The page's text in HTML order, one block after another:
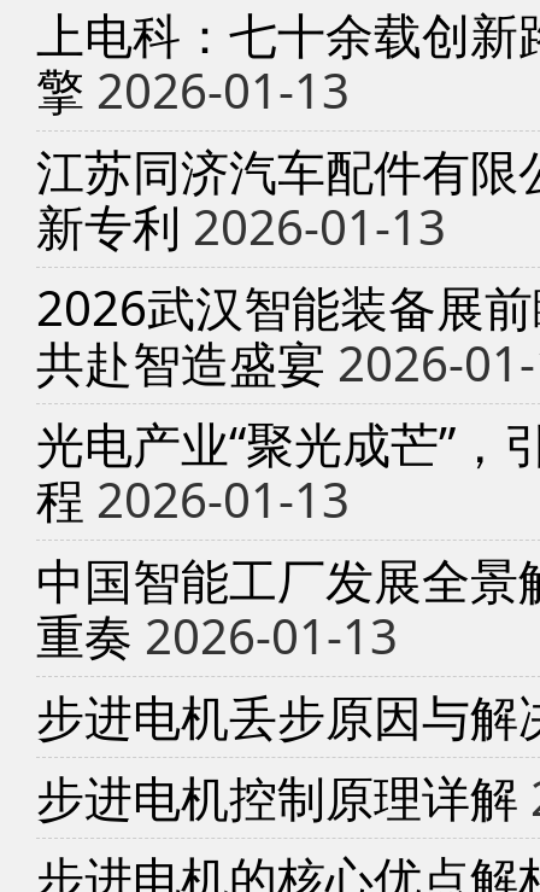
上电科：七十余载创
擎 2026-01-13
江苏同济汽车配件有
新专利 2026-01-13
2026武汉智能装备展
共赴智造盛宴 2026-
光电产业“聚光成芒”，
程 2026-01-13
中国智能工厂发展全
重奏 2026-01-13
步进电机丢步原因与解
步进电机控制原理详解
步进电机的核心优点解